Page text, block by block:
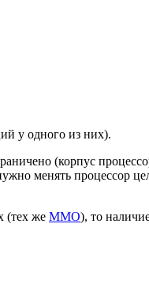
у одного из них).
(корпус
менять процессор
(тех же ММО), то